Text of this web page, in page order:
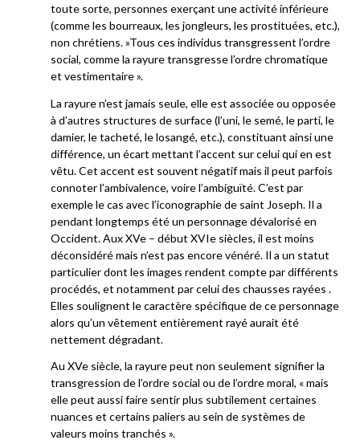
toute sorte, personnes exerçant une activité inférieure
(comme les bourreaux, les jongleurs, les prostituées, etc.),
non chrétiens. »Tous ces individus transgressent l’ordre
social, comme la rayure transgresse l’ordre chromatique
et vestimentaire ».
La rayure n’est jamais seule, elle est associée ou opposée
à d’autres structures de surface (l’uni, le semé, le parti, le
damier, le tacheté, le losangé, etc.), constituant ainsi une
différence, un écart mettant l’accent sur celui qui en est
vêtu. Cet accent est souvent négatif mais il peut parfois
connoter l’ambivalence, voire l’ambiguïté. C’est par
exemple le cas avec l’iconographie de saint Joseph. Il a
pendant longtemps été un personnage dévalorisé en
Occident. Aux XVe – début XVIe siècles, il est moins
déconsidéré mais n’est pas encore vénéré. Il a un statut
particulier dont les images rendent compte par différents
procédés, et notamment par celui des chausses rayées .
Elles soulignent le caractère spécifique de ce personnage
alors qu’un vêtement entièrement rayé aurait été
nettement dégradant.
Au XVe siècle, la rayure peut non seulement signifier la
transgression de l’ordre social ou de l’ordre moral, « mais
elle peut aussi faire sentir plus subtilement certaines
nuances et certains paliers au sein de systèmes de
valeurs moins tranchés ».